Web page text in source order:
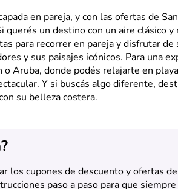
en pareja, y con las ofertas de
querés un destino con un aire clásico y
para recorrer en pareja y disfrutar de
y sus paisajes icónicos. Para una
Aruba, donde podés relajarte en
Y si buscás algo diferente,
su belleza costera.
los cupones de descuento y ofertas
paso a paso para que